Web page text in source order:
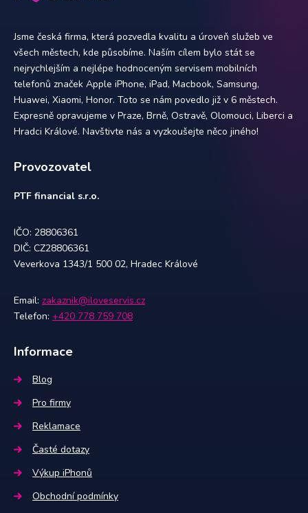
Jsme česká firma, která pozvedla kvalitu a úroveň služeb ve
všech městech, kde působíme. Naším cílem bylo stát se
nejrychlejším a nejlépe hodnoceným servisem mobilních
telefonů značek Apple iPhone, iPad, Macbook, Samsung,
Huawei, Xiaomi, Honor. Toto se nám povedlo již v 6 městech.
Expresně opravujeme v Praze, Brně, Ostravě, Olomouci, Liberci a
Hradci Králové. Navštivte nás a vyzkoušejte něco jiného!
Provozovatel
PTF financial s.r.o.
IČO: 28806361
DIČ: CZ28806361
Veverkova 1343/1 500 02, Hradec Králové
Email: zakaznik@iloveservis.cz
Telefon: +420 778 759 708
Informace
Blog
Pro firmy
Reklamace
Časté dotazy
Výkup iPhonů
Obchodní podmínky